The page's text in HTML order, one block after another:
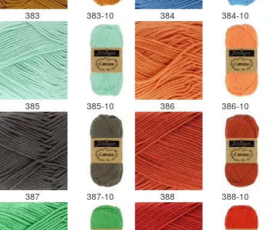
383 383-10 384 384-10
385 385-10 386 386-10
387 387-10 388 388-10